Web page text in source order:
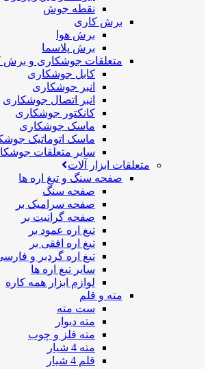
نقطه جوش
برش کاری
برش هوا
برش پلاسما
متعلقات جوشکاری و برش
کابل جوشکاری
انبر جوشکاری
انبر اتصال جوشکاری
کانکتور جوشکاری
ماسک جوشکاری
ماسک اتوماتیک
سایر متعلقات
متعلقات ابزار آلات
صفحه سنگ و تیغ اره ها
صفحه سنگ
صفحه سرامیک بر
صفحه گرانیت بر
تیغ اره عمود بر
تیغ اره افقی بر
تیغ اره گردبر و
سایر تیغ اره ها
لوازم ابزار همه کاره
مته و قلم
ست مته
مته دیوار
مته فلز و چوب
مته 4 شیار
قلم 4 شیار